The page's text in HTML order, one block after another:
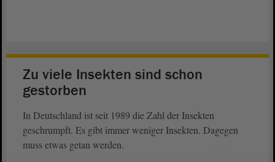
Zu viele Insekten sind schon
gestorben
In Deutschland ist seit 1989 die Zahl der Insekten
geschrumpft. Es gibt immer weniger Insekten. Dagegen
muss etwas getan werden.